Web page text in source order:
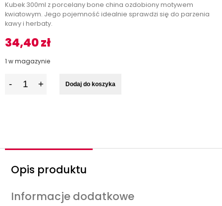
Kubek 300ml z porcelany bone china ozdobiony motywem
kwiatowym. Jego pojemność idealnie sprawdzi się do parzenia
kawy i herbaty.
34,40zł
1 w magazynie
Dodaj do koszyka
Opis produktu
Informacje dodatkowe